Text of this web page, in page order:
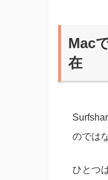
Mac
在
のでは
ひとつ